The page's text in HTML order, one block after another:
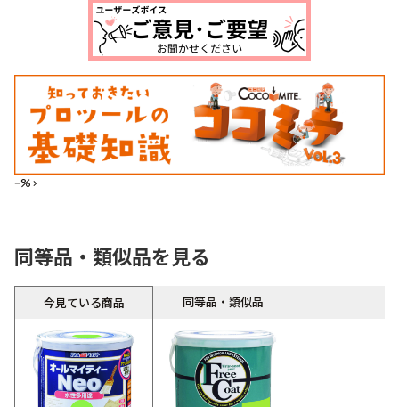
--%>
同等品・類似品を見る
今見ている商品 同等品・類似品